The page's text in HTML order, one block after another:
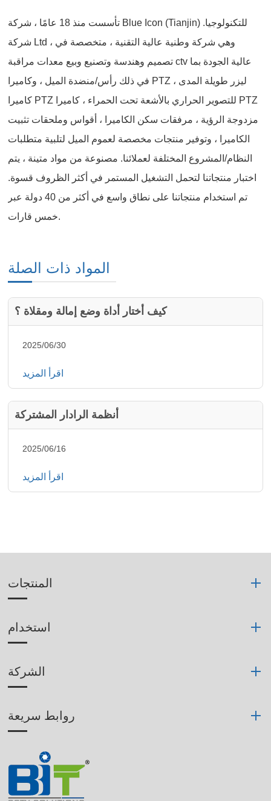
تأسست منذ 18 عامًا ، شركة Blue Icon (Tianjin) للتكنولوجيا.
شركة Ltd ، وهي شركة وطنية عالية التقنية ، متخصصة في
تصميم وهندسة وتصنيع وبيع معدات مراقبة ctv عالية الجودة بما
في ذلك رأس/منضدة الميل ، وكاميرا PTZ ليزر طويلة المدى ،
كاميرا PTZ للتصوير الحراري بالأشعة تحت الحمراء ، كاميرا PTZ
مزدوجة الرؤية ، مرفقات سكن الكاميرا ، أقواس وملحقات تثبيت
الكاميرا ، وتوفير منتجات مخصصة لعموم الميل لتلبية متطلبات
النظام/المشروع المختلفة لعملائنا. مصنوعة من مواد متينة ، يتم
اختبار منتجاتنا لتحمل التشغيل المستمر في أكثر الظروف قسوة.
تم استخدام منتجاتنا على نطاق واسع في أكثر من 40 دولة عبر
خمس قارات.
المواد ذات الصلة
كيف أختار أداة وضع إمالة ومقلاة ؟
2025/06/30
اقرأ المزيد
أنظمة الرادار المشتركة
2025/06/16
اقرأ المزيد
المنتجات
استخدام
الشركة
روابط سريعة